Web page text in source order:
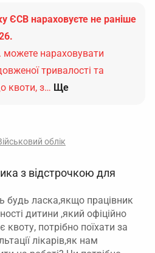
ЄСВ нараховуєте не раніше
можете нараховувати
тривалості та
квоти, з… Ще
облік
з відстрочкою для
будь ласка,якщо працівник
дитини ,який офіційно
потрібно поїхати за
лікарів,як нам